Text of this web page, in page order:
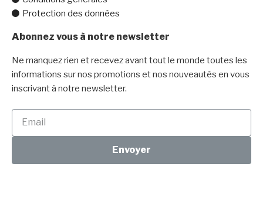
Protection des données
Abonnez vous à notre newsletter
Ne manquez rien et recevez avant tout le monde toutes les
informations sur nos promotions et nos nouveautés en vous
inscrivant à notre newsletter.
Envoyer